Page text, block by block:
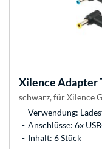
XilenceAdapter
schwarz, für Xilence
Verwendung:
Anschlüsse: 6x
Inhalt: 6 Stück